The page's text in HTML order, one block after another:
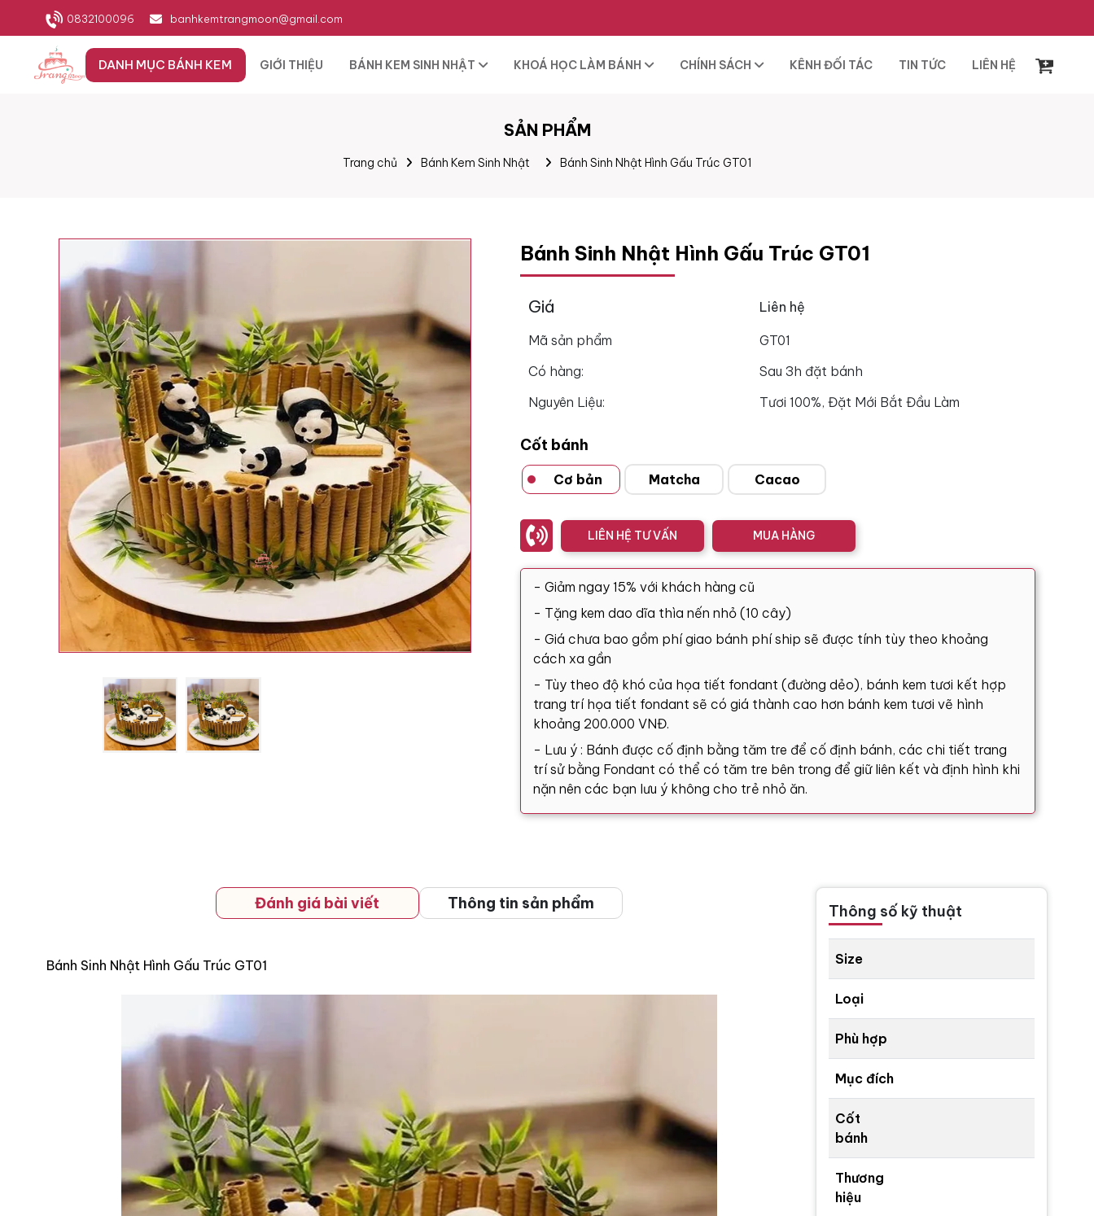
0832100096 banhkemtrangmoon@gmail.com
DANH MỤC BÁNH KEM GIỚI THIỆU BÁNH KEM SINH NHẬT KHOÁ HỌC LÀM BÁNH CHÍNH SÁCH KÊNH ĐỐI TÁC TIN TỨC LIÊN HỆ
SẢN PHẨM
Trang chủ Bánh Kem Sinh Nhật Bánh Sinh Nhật Hình Gấu Trúc GT01
Bánh Sinh Nhật Hình Gấu Trúc GT01
Giá Liên hệ
Mã sản phẩm
GT01
Có hàng:
Sau 3h đặt bánh
Nguyên Liệu:
Tươi 100%, Đặt Mới Bắt Đầu Làm
Cốt bánh
Cơ bản Matcha Cacao
LIÊN HỆ TƯ VẤN MUA HÀNG
- Giảm ngay 15% với khách hàng cũ
- Tặng kem dao dĩa thìa nến nhỏ (10 cây)
- Giá chưa bao gồm phí giao bánh phí ship sẽ được tính tùy theo khoảng
cách xa gần
- Tùy theo độ khó của họa tiết fondant (đường dẻo), bánh kem tươi kết hợp
trang trí họa tiết fondant sẽ có giá thành cao hơn bánh kem tươi vẽ hình
khoảng 200.000 VNĐ.
- Lưu ý : Bánh được cố định bằng tăm tre để cố định bánh, các chi tiết trang
trí sử bằng Fondant có thể có tăm tre bên trong để giữ liên kết và định hình khi
nặn nên các bạn lưu ý không cho trẻ nhỏ ăn.
Đánh giá bài viết Thông tin sản phẩm
Bánh Sinh Nhật Hình Gấu Trúc GT01
Thông số kỹ thuật
Size
Loại
Phù hợp
Mục đích
Cốt
bánh
Thương
hiệu